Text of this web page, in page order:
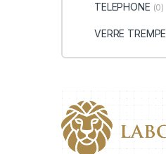
TELEPHONE (0)
VERRE TREMPE